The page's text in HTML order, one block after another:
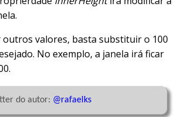
outros valores, basta substituir o 100
No exemplo, a janela irá ficar
do autor:
@rafaelks